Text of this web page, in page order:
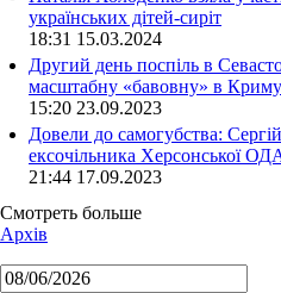
українських дітей-сиріт
18:31 15.03.2024
Другий день поспіль в
масштабну «бавовну» в Криму
15:20 23.09.2023
Довели до самогубства:
ексочільника Херсонської
21:44 17.09.2023
Смотреть больше
Архів